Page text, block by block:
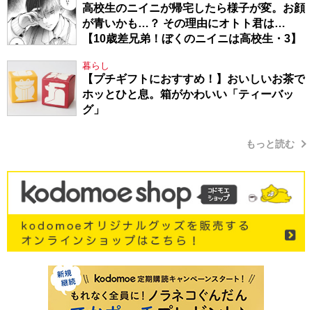
高校生のニイニが帰宅したら様子が変。お顔
が青いかも…？ その理由にオトト君は…
【10歳差兄弟！ぼくのニイニは高校生・3】
暮らし
【プチギフトにおすすめ！】おいしいお茶で
ホッとひと息。箱がかわいい「ティーバッ
グ」
もっと読む